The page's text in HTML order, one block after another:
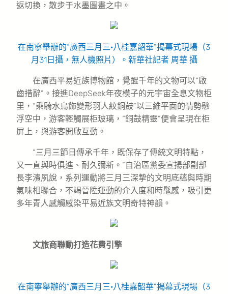
返切換，散步于水墨圖畫之中。
在南寧舉辦的“廣西三月三·八桂嘉韶華”揭幕式現場（3
月31日攝，無人機照片）。新華社記者 周華 攝
在廣西平易近族博物館，覺醒千年的文物可以“啟
齒措辭”。接進DeepSeek年夜模子的元宇宙全息文物柜
里，“乘騎水鳥飾變形羽人紋銅鼓”以三維平面的情勢懸
浮空中，游客輕觸展柜玻璃，“銅鼓精靈”便會呈現在柜
屏上，與游客開啟互動。
“三月三節日傳承千年，既保存了傳統文明特點，
又一直與時俱進、耐久彌新。”自治區黨委宣揚部副部
長李濱夙說，系列運動將三月三深摯的文明底蘊與時期
氣味相聯合，不竭晉陞運動的介入度和時髦感，吸引更
多年青人感觸感染平易近族文明奇特神韻。
文旅商聯動打造花費引擎
在南寧舉辦的“廣西三月三·八桂嘉韶華”揭幕式現場（3